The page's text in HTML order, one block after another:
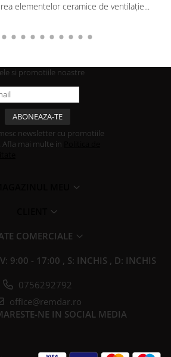
elementelor ceramice de ventilație...
si promotiile noastre
newsletter cu promotiile
Afla mai multe in
COMERCIALE
9:00 - 17:00 , S: INCHIS , D: INCHIS
0756292792
office@remdar.ro
NE IN SOCIAL MEDIA